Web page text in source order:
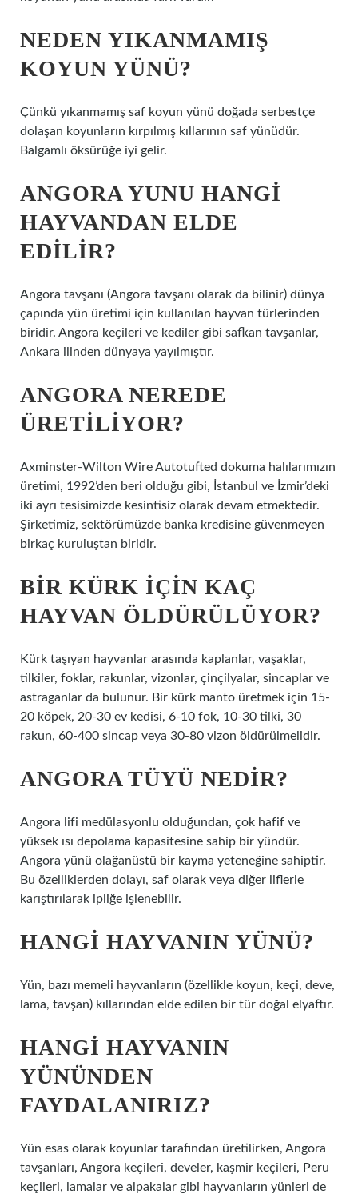
NEDEN YIKANMAMIŞ
KOYUN YÜNÜ?
Çünkü yıkanmamış saf koyun yünü doğada serbestçe
dolaşan koyunların kırpılmış kıllarının saf yünüdür.
Balgamlı öksürüğe iyi gelir.
ANGORA YUNU HANGI
HAYVANDAN ELDE
EDILIR?
Angora tavşanı (Angora tavşanı olarak da bilinir) dünya
çapında yün üretimi için kullanılan hayvan türlerinden
biridir. Angora keçileri ve kediler gibi safkan tavşanlar,
Ankara ilinden dünyaya yayılmıştır.
ANGORA NEREDE
ÜRETILIYOR?
Axminster-Wilton Wire Autotufted dokuma halılarımızın
üretimi, 1992’den beri olduğu gibi, İstanbul ve İzmir’deki
iki ayrı tesisimizde kesintisiz olarak devam etmektedir.
Şirketimiz, sektörümüzde banka kredisine güvenmeyen
birkaç kuruluştan biridir.
BIR KÜRK IÇIN KAÇ
HAYVAN ÖLDÜRÜLÜYOR?
Kürk taşıyan hayvanlar arasında kaplanlar, vaşaklar,
tilkiler, foklar, rakunlar, vizonlar, çinçilyalar, sincaplar ve
astraganlar da bulunur. Bir kürk manto üretmek için 15-
20 köpek, 20-30 ev kedisi, 6-10 fok, 10-30 tilki, 30
rakun, 60-400 sincap veya 30-80 vizon öldürülmelidir.
ANGORA TÜYÜ NEDIR?
Angora lifi medülasyonlu olduğundan, çok hafif ve
yüksek ısı depolama kapasitesine sahip bir yündür.
Angora yünü olağanüstü bir kayma yeteneğine sahiptir.
Bu özelliklerden dolayı, saf olarak veya diğer liflerle
karıştırılarak ipliğe işlenebilir.
HANGI HAYVANIN YÜNÜ?
Yün, bazı memeli hayvanların (özellikle koyun, keçi, deve,
lama, tavşan) kıllarından elde edilen bir tür doğal elyaftır.
HANGI HAYVANIN
YÜNÜNDEN
FAYDALANIRIZ?
Yün esas olarak koyunlar tarafından üretilirken, Angora
tavşanları, Angora keçileri, develer, kaşmir keçileri, Peru
keçileri, lamalar ve alpakalar gibi hayvanların yünleri de